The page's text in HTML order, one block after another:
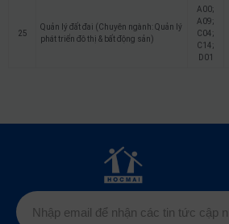
25
Quản lý đất đai (Chuyên ngành: Quản lý
phát triển đô thị & bất động sản)
A00;
A09;
C04;
C14;
D01